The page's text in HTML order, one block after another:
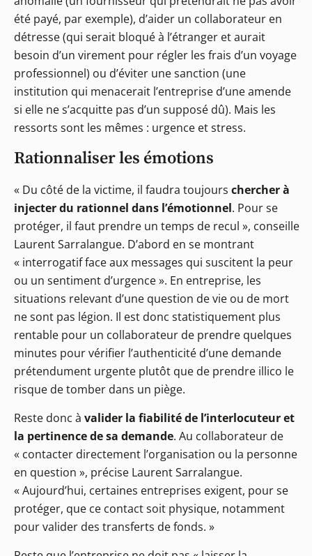
été payé, par exemple), d’aider un collaborateur en
détresse (qui serait bloqué à l’étranger et aurait
besoin d’un virement pour régler les frais d’un voyage
professionnel) ou d’éviter une sanction (une
institution qui menacerait l’entreprise d’une amende
si elle ne s’acquitte pas d’un supposé dû). Mais les
ressorts sont les mêmes : urgence et stress.
Rationnaliser les émotions
« Du côté de la victime, il faudra toujours chercher à
injecter du rationnel dans l’émotionnel. Pour se
protéger, il faut prendre un temps de recul », conseille
Laurent Sarralangue. D’abord en se montrant
« interrogatif face aux messages qui suscitent la peur
ou un sentiment d’urgence ». En entreprise, les
situations relevant d’une question de vie ou de mort
ne sont pas légion. Il est donc statistiquement plus
rentable pour un collaborateur de prendre quelques
minutes pour vérifier l’authenticité d’une demande
prétendument urgente plutôt que de prendre illico le
risque de tomber dans un piège.
Reste donc à valider la fiabilité de l’interlocuteur et
la pertinence de sa demande. Au collaborateur de
« contacter directement l’organisation ou la personne
en question », précise Laurent Sarralangue.
« Aujourd’hui, certaines entreprises exigent, pour se
protéger, que ce contact soit physique, notamment
pour valider des transferts de fonds. »